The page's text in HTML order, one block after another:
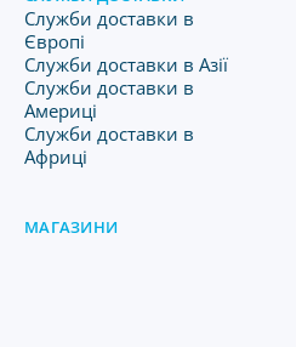
Служби доставки в
Європі
Служби доставки в Азії
Служби доставки в
Америці
Служби доставки в
Африці
МАГАЗИНИ